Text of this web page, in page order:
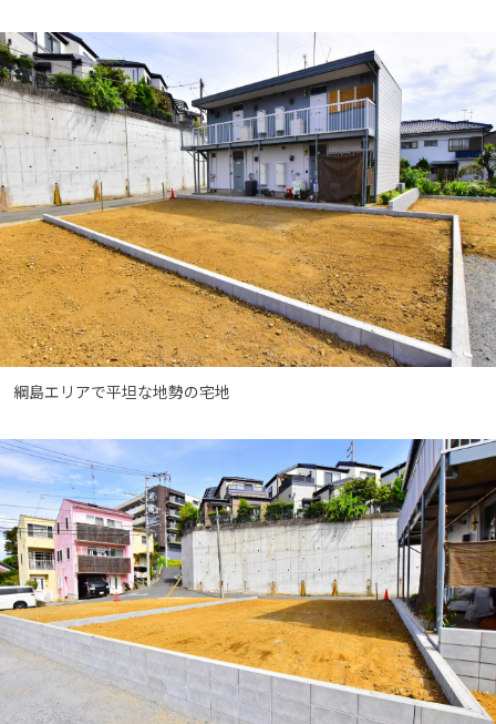
綱島エリアで平坦な地勢の宅地